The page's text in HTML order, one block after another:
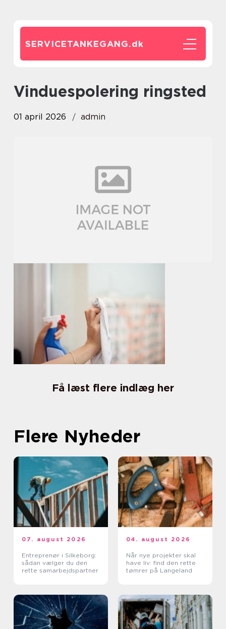
SERVICETANKEGANG.dk
vinduespolering ringsted
01 april 2026 admin
Få læst flere indlæg her
Flere Nyheder
07. august 2026
Entreprenør i Silkeborg:
sådan vælger du den
rette samarbejdspartner
04. august 2026
Når nye projekter skal
have liv: find den rette
tømrer på Langeland